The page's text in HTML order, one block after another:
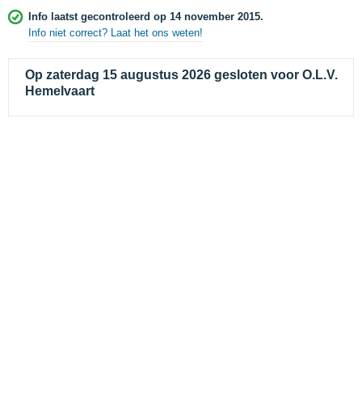
Info laatst gecontroleerd op 14 november 2015.
Info niet correct? Laat het ons weten!
Op zaterdag 15 augustus 2026 gesloten voor O.L.V.
Hemelvaart